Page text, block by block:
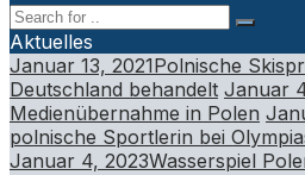
Aktuelles
Januar 13, 2021Polnische
Deutschland behandelt Januar
Medienübernahme in Polen
polnische Sportlerin bei
Januar 4, 2023Wasserspiel